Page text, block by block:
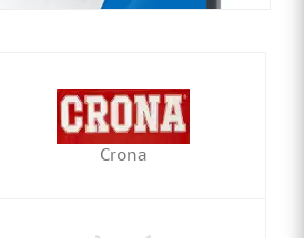
Crona